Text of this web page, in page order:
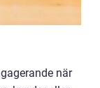
när